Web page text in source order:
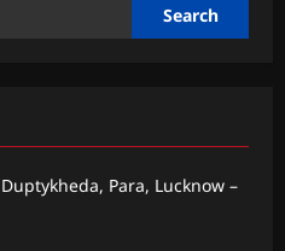
Para, Lucknow –